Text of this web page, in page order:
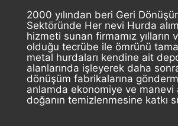
2000 yılından beri Geri
Sektöründe Her nevi Hurda
hizmeti sunan firmamız yılların
olduğu tecrübe ile ömrünü
metal hurdaları kendine ait
alanlarında işleyerek daha
dönüşüm fabrikalarına
anlamda ekonomiye ve manevi
doğanın temizlenmesine katkı